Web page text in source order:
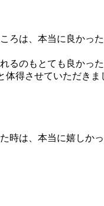
ろは、本当に良かっ
るのもとても良かった
得させていただきま
時は、本当に嬉しか